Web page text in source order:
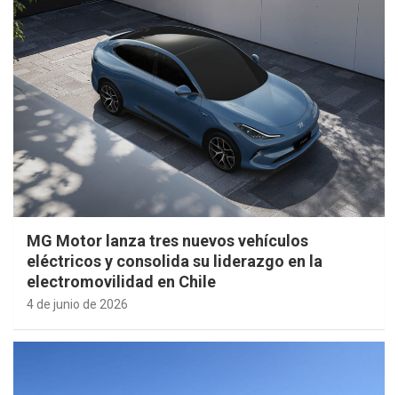
MG Motor lanza tres nuevos vehículos
eléctricos y consolida su liderazgo en la
electromovilidad en Chile
4 de junio de 2026